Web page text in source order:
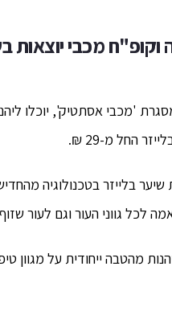
מכבי יוצאות
'מכבי אסתטיק', יוכלו
החל מ-29 ₪.
בלייזר בטכנולוגיה
גווני העור וגם לעור שזוף. (סיום
מהטבה ייחודית על מגוון